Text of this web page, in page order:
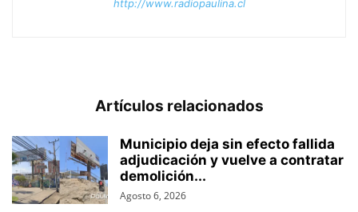
http://www.radiopaulina.cl
Artículos relacionados
Municipio deja sin efecto fallida
adjudicación y vuelve a contratar
demolición...
Agosto 6, 2026